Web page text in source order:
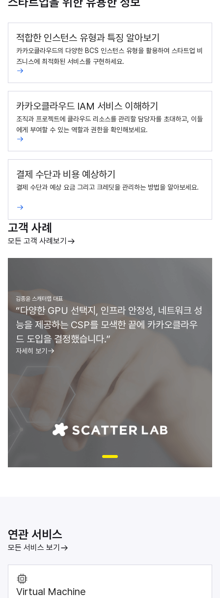
적합한 인스턴스 유형과 특징 알아보기
카카오클라우드의 다양한 BCS 인스턴스 유형을 활용하여 스타트업 비
즈니스에 최적화된 서비스를 구현하세요.
카카오클라우드 IAM 서비스 이해하기
조직과 프로젝트에 클라우드 리소스를 관리할 담당자를 초대하고, 이들
에게 부여할 수 있는 역할과 권한을 확인해보세요.
결제 수단과 비용 예상하기
결제 수단과 예상 요금 그리고 크레딧을 관리하는 방법을 알아보세요.
고객 사례
모든 고객 사례보기
김종윤 스캐터랩 대표
“다양한 GPU 선택지, 인프라 안정성, 네트워크 성
능을 제공하는 CSP를 모색한 끝에 카카오클라우
드 도입을 결정했습니다.”
자세히 보기
연관 서비스
모든 서비스 보기
Virtual Machine